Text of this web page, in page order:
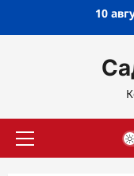
10
Основное